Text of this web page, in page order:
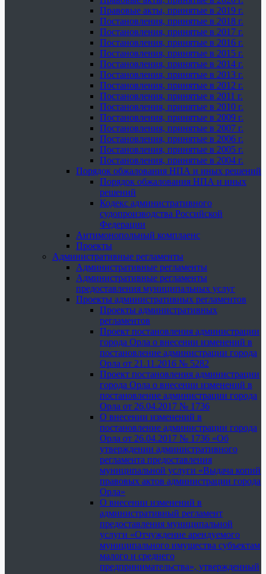
Правовые акты, принятые в 2019 г.
Постановления, принятые в 2018 г.
Постановления, принятые в 2017 г.
Постановления, принятые в 2016 г.
Постановления, принятые в 2015 г.
Постановления, принятые в 2014 г.
Постановления, принятые в 2013 г.
Постановления, принятые в 2012 г.
Постановления, принятые в 2011 г.
Постановления, принятые в 2010 г.
Постановления, принятые в 2009 г.
Постановления, принятые в 2007 г.
Постановления, принятые в 2006 г.
Постановления, принятые в 2005 г.
Постановления, принятые в 2004 г.
Порядок обжалования НПА и иных решений
Порядок обжалования НПА и иных
решений
Кодекс административного
судопроизводства Российской
Федерации
Антимонопольный комплаенс
Проекты
Административные регламенты
Административные регламенты
Административные регламенты
предоставления муниципальных услуг
Проекты административных регламентов
Проекты административных
регламентов
Проект постановления администрации
города Орла о внесении изменений в
постановление администрации города
Орла от 21.11.2016 № 5282
Проект постановления администрации
города Орла о внесении изменений в
постановление администрации города
Орла от 26.04.2017 № 1736
О внесении изменений в
постановление администрации города
Орла от 26.04.2017 № 1736 «Об
утверждении административного
регламента предоставления
муниципальной услуги «Выдача копий
правовых актов администрации города
Орла»
О внесении изменений в
административный регламент
предоставления муниципальной
услуги «Отчуждение арендуемого
муниципального имущества субъектам
малого и среднего
предпринимательства», утвержденный